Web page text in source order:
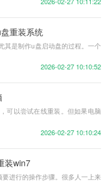
重装系统
其是制作u盘启动盘的过程。一个
2026-02-27 10:10:52
可以尝试在线重装。但如果电脑
2026-02-27 10:10:24
装win7
进行的操作步骤。很多人一上来